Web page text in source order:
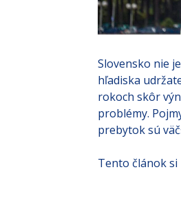
Slovensko nie
hľadiska
rokoch skôr
problémy.